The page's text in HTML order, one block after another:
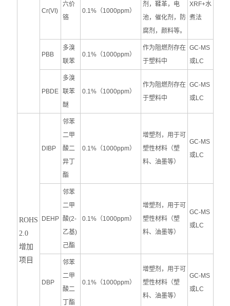
Cr(VI)
六价
铬
0.1%（1000ppm）
剂，鞣革，电
池，催化剂，防
腐剂，颜料等。
XRF+水
煮法
PBB
多溴
联苯
0.1%（1000ppm）
作为阻燃剂存在
于塑料中
GC-MS
或LC
PBDE
多溴
联苯
醚
0.1%（1000ppm）
作为阻燃剂存在
于塑料中
GC-MS
或LC
ROHS
2.0
增加
项目
DIBP
邻苯
二甲
酸二
异丁
酯
0.1%（1000ppm）
增塑剂，用于可
塑性材料（塑
料、油墨等）
GC-MS
或LC
DEHP
邻苯
二甲
酸(2-
乙基)
己酯
0.1%（1000ppm）
增塑剂，用于可
塑性材料（塑
料、油墨等）
GC-MS
或LC
DBP
邻苯
二甲
酸二
丁酯
0.1%（1000ppm）
增塑剂，用于可
塑性材料（塑
料、油墨等）
GC-MS
或LC